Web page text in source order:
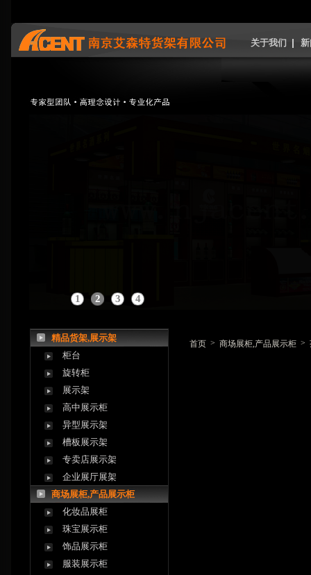
关于我们
1 2 3 4
精品货架,展示架
柜台
旋转柜
展示架
高中展示柜
异型展示架
槽板展示架
专卖店展示架
企业展厅展架
商场展柜,产品展示柜
化妆品展柜
珠宝展示柜
饰品展示柜
服装展示柜
首页 > 商场展柜,产品展示柜 >